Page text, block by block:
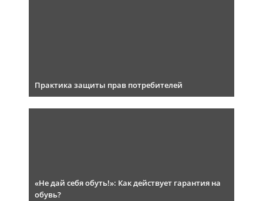
Практика защиты прав потребителей
«Не дай себя обуть!»: Как действует гарантия на
обувь?